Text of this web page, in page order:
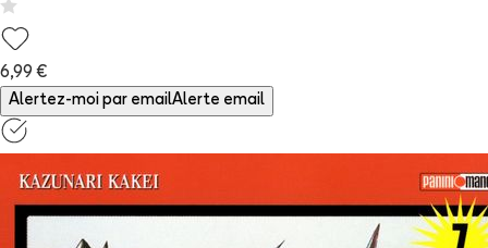
6,99 €
Alertez-moi par emailAlerte email